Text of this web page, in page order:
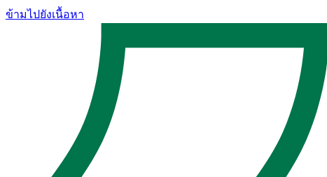
ข้ามไปยังเนื้อหา